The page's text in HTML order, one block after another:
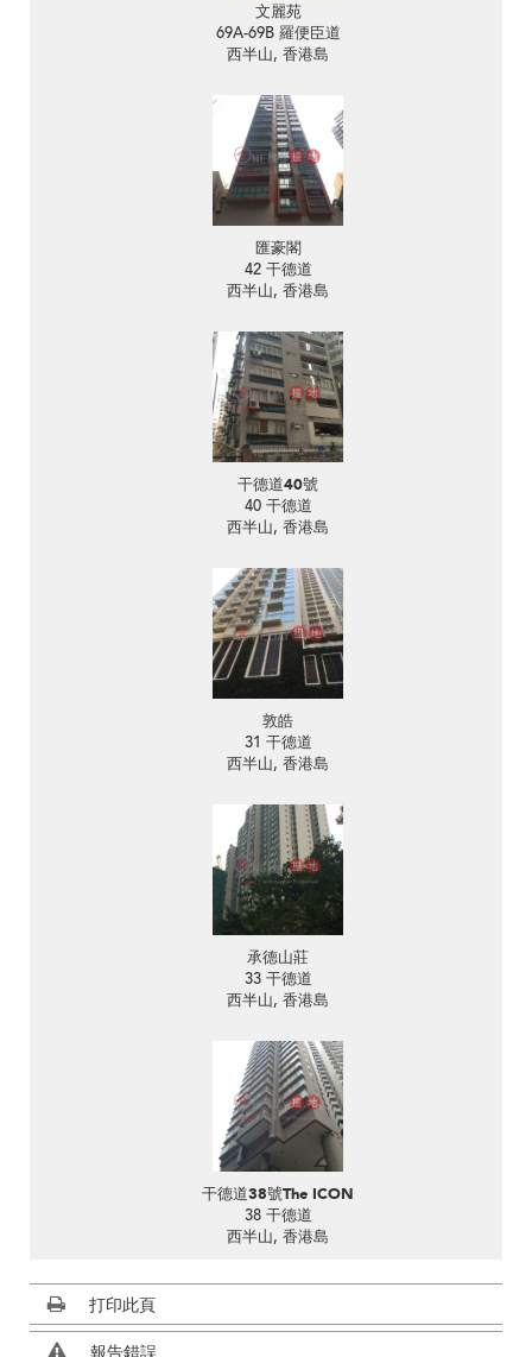
文麗苑
69A-69B 羅便臣道
西半山, 香港島
匯豪閣
42 干德道
西半山, 香港島
干德道40號
40 干德道
西半山, 香港島
敦皓
31 干德道
西半山, 香港島
承德山莊
33 干德道
西半山, 香港島
干德道38號The ICON
38 干德道
西半山, 香港島
打印此頁